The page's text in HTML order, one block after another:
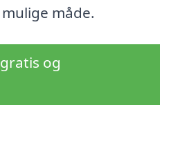
måde.
og